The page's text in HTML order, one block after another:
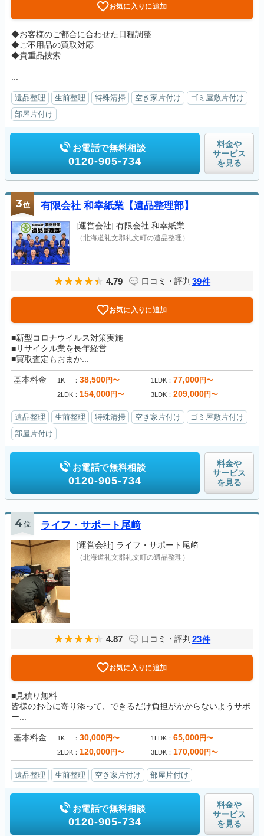
お気に入りに追加
◆お客様のご都合に合わせた日程調整
◆ご不用品の買取対応
◆貴重品捜索
遺品整理 生前整理 特殊清掃 空き家片付け
ゴミ屋敷片付け
部屋片付け
お電話で無料相談
0120-905-734
料金や
サービス
を見る
3位 有限会社 和幸紙業【遺品整理部】
[運営会社] 有限会社 和幸紙業
（北海道礼文郡礼文町の遺品整理）
4.79 口コミ・評判 39件
お気に入りに追加
■新型コロナウイルス対策実施
■リサイクル業を長年経営
■買取査定もおまか...
基本料金 1K 38,500円〜 1LDK 77,000円〜
2LDK 154,000円〜 3LDK 209,000円〜
遺品整理 生前整理 特殊清掃 空き家片付け
ゴミ屋敷片付け
部屋片付け
お電話で無料相談
0120-905-734
料金や
サービス
を見る
4位 ライフ・サポート尾﨑
[運営会社] ライフ・サポート尾﨑
（北海道礼文郡礼文町の遺品整理）
4.87 口コミ・評判 23件
お気に入りに追加
■見積り無料
皆様のお心に寄り添って、できるだけ負担がかからないようサポ
ー...
基本料金 1K 30,000円〜 1LDK 65,000円〜
2LDK 120,000円〜 3LDK 170,000円〜
遺品整理 生前整理 空き家片付け 部屋片付け
お電話で無料相談
0120-905-734
料金や
サービス
を見る